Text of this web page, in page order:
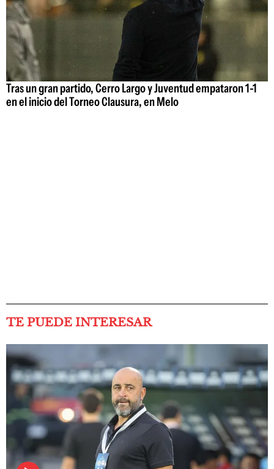
Tras un gran partido, Cerro Largo y Juventud empataron 1-1
en el inicio del Torneo Clausura, en Melo
TE PUEDE INTERESAR